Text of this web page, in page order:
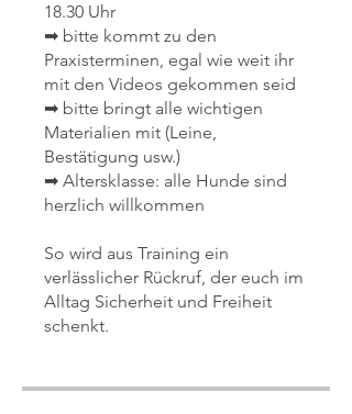
18.30 Uhr
➡ bitte kommt zu den
Praxisterminen, egal wie weit ihr
mit den Videos gekommen seid
➡ bitte bringt alle wichtigen
Materialien mit (Leine,
Bestätigung usw.)
➡ Altersklasse: alle Hunde sind
herzlich willkommen
So wird aus Training ein
verlässlicher Rückruf, der euch im
Alltag Sicherheit und Freiheit
schenkt.